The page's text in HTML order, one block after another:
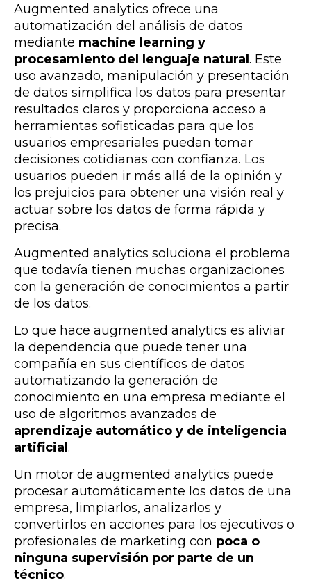
Augmented analytics ofrece una
automatización del análisis de datos
mediante machine learning y
procesamiento del lenguaje natural. Este
uso avanzado, manipulación y presentación
de datos simplifica los datos para presentar
resultados claros y proporciona acceso a
herramientas sofisticadas para que los
usuarios empresariales puedan tomar
decisiones cotidianas con confianza. Los
usuarios pueden ir más allá de la opinión y
los prejuicios para obtener una visión real y
actuar sobre los datos de forma rápida y
precisa.
Augmented analytics soluciona el problema
que todavía tienen muchas organizaciones
con la generación de conocimientos a partir
de los datos.
Lo que hace augmented analytics es aliviar
la dependencia que puede tener una
compañía en sus científicos de datos
automatizando la generación de
conocimiento en una empresa mediante el
uso de algoritmos avanzados de
aprendizaje automático y de inteligencia
artificial.
Un motor de augmented analytics puede
procesar automáticamente los datos de una
empresa, limpiarlos, analizarlos y
convertirlos en acciones para los ejecutivos o
profesionales de marketing con poca o
ninguna supervisión por parte de un
técnico.